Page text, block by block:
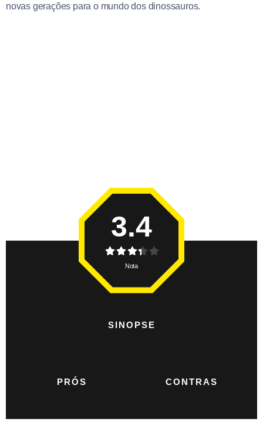
novas gerações para o mundo dos dinossauros.
SINOPSE
PRÓS CONTRAS
3.4
Nota